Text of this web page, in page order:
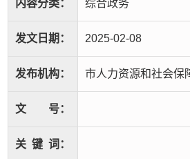
内容分类： 综合政务
发文日期： 2025-02-08
发布机构： 市人力资源和社会保
文 号：
关 键 词：